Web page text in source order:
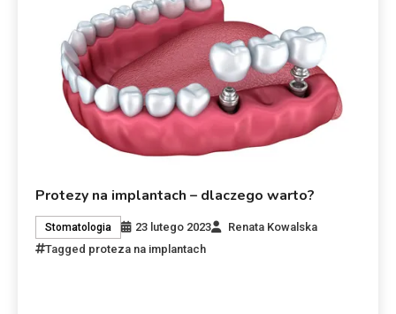
Protezy na implantach – dlaczego warto?
Stomatologia 23 lutego 2023
Renata Kowalska
Tagged proteza na implantach